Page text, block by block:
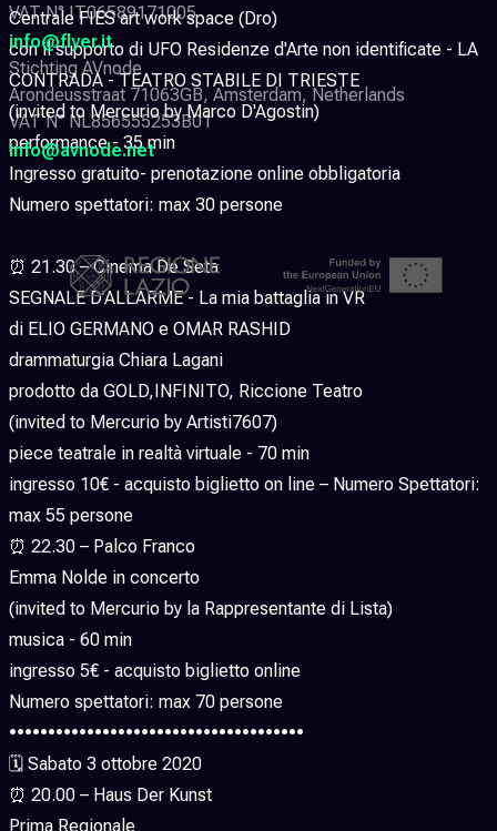
Centrale FIES art work space (Dro)
con il supporto di UFO Residenze d'Arte non identificate - LA
CONTRADA - TEATRO STABILE DI TRIESTE
(invited to Mercurio by Marco D'Agostin)
performance - 35 min
Ingresso gratuito- prenotazione online obbligatoria
Numero spettatori: max 30 persone
⏰ 21.30 – Cinema De Seta
SEGNALE D’ALLARME - La mia battaglia in VR
di ELIO GERMANO e OMAR RASHID
drammaturgia Chiara Lagani
prodotto da GOLD,INFINITO, Riccione Teatro
(invited to Mercurio by Artisti7607)
piece teatrale in realtà virtuale - 70 min
ingresso 10€ - acquisto biglietto on line – Numero Spettatori:
max 55 persone
⏰ 22.30 – Palco Franco
Emma Nolde in concerto
(invited to Mercurio by la Rappresentante di Lista)
musica - 60 min
ingresso 5€ - acquisto biglietto online
Numero spettatori: max 70 persone
••••••••••••••••••••••••••••••••••••••
🗓 Sabato 3 ottobre 2020
⏰ 20.00 – Haus Der Kunst
Prima Regionale
VAT N° IT06589171005
info@flyer.it
Stichting AVnode
Arondeusstraat 71063GB, Amsterdam, Netherlands
VAT N° NL856555253B01
info@avnode.net